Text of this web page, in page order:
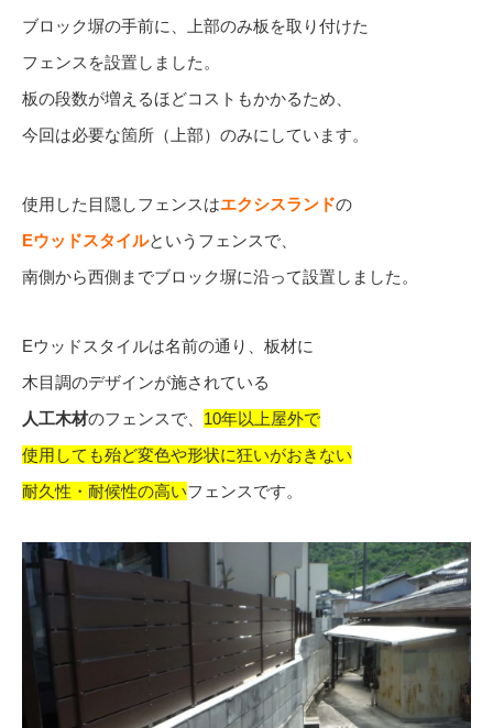
ブロック塀の手前に、上部のみ板を取り付けた
フェンスを設置しました。
板の段数が増えるほどコストもかかるため、
今回は必要な箇所（上部）のみにしています。
使用した目隠しフェンスはエクシスランドの
Eウッドスタイルというフェンスで、
南側から西側までブロック塀に沿って設置しました。
Eウッドスタイルは名前の通り、板材に
木目調のデザインが施されている
人工木材のフェンスで、 10年以上屋外で
使用しても殆ど変色や形状に狂いがおきない
耐久性・耐候性の高いフェンスです。